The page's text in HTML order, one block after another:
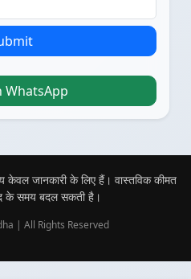
WhatsApp
केवल जानकारी के लिए हैं। वास्तविक कीमत
के समय बदल सकती है।
| All Rights Reserved